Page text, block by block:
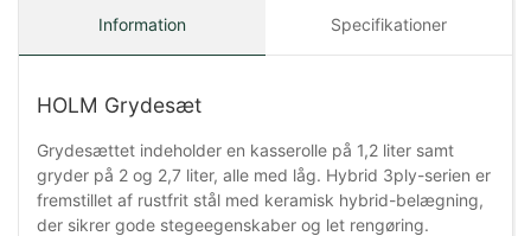
Information Specifikationer
HOLM Grydesæt
Grydesættet indeholder en kasserolle på 1,2 liter samt
gryder på 2 og 2,7 liter, alle med låg. Hybrid 3ply-serien er
fremstillet af rustfrit stål med keramisk hybrid-belægning,
der sikrer gode stegeegenskaber og let rengøring.